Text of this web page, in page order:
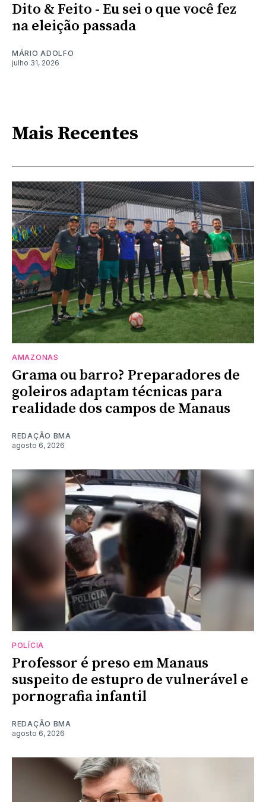
Dito & Feito - Eu sei o que você fez
na eleição passada
MÁRIO ADOLFO
julho 31, 2026
Mais Recentes
AMAZONAS
Grama ou barro? Preparadores de
goleiros adaptam técnicas para
realidade dos campos de Manaus
REDAÇÃO BMA
agosto 6, 2026
POLÍCIA
Professor é preso em Manaus
suspeito de estupro de vulnerável e
pornografia infantil
REDAÇÃO BMA
agosto 6, 2026